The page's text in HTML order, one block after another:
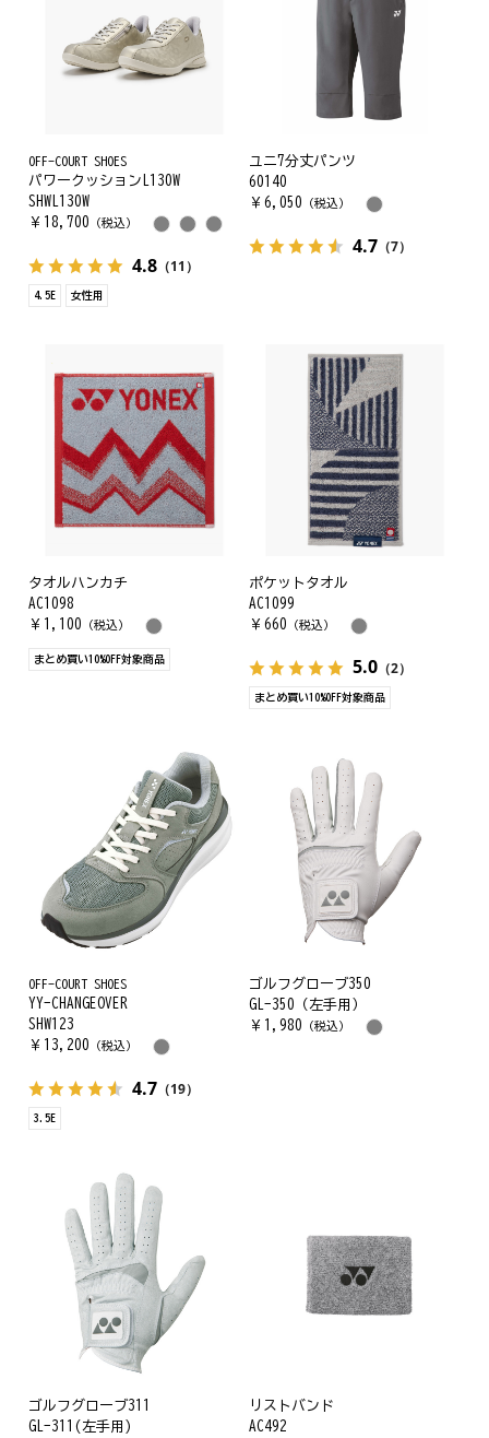
OFF-COURT SHOES
パワークッションL130W
SHWL130W
￥ 18,700 （税込）
4.8 （11）
4.5E 女性用
ユニ7分丈パンツ
60140
￥ 6,050 （税込）
4.7（7）
タオルハンカチ
AC1098
￥ 1,100 （税込）
まとめ買い10%OFF対象商品
ポケットタオル
AC1099
￥ 660 （税込）
5.0（2）
まとめ買い10%OFF対象商品
OFF-COURT SHOES
YY-CHANGEOVER
SHW123
￥ 13,200 （税込）
4.7 （19）
3.5E
ゴルフグローブ350
GL-350（左手用）
￥ 1,980 （税込）
ゴルフグローブ311
GL-311(左手用)
リストバンド
AC492